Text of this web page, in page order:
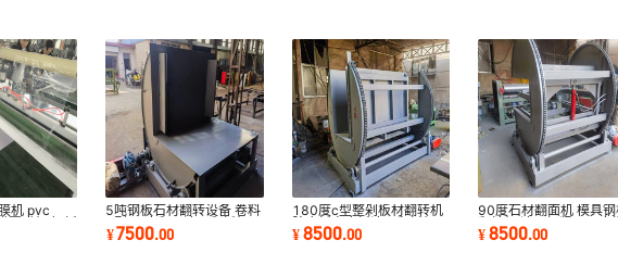
机 pvc
覆膜机 铝板
5吨钢板石材翻转设备 卷料
V型90度翻面液压翻板机
钢卷翻卷机
¥7500.00
180度c型整剁板材翻转机
胶合板密度板液压翻板机
钢板钢带翻面机
¥8500.00
90度石材翻面机 模具钢
翻转机 液压加紧180度
筒输送翻板机
¥8500.00